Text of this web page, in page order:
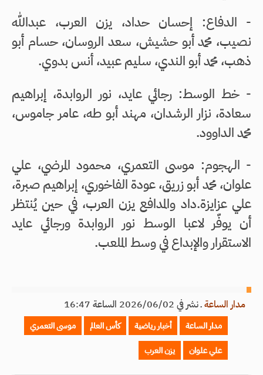
- الدفاع: إحسان حداد، يزن العرب، عبدالله
نصيب، محمد أبو حشيش، سعد الروسان، حسام أبو
ذهب، محمد أبو الندي، سليم عبيد، أنس بدوي.
- خط الوسط: رجائي عايد، نور الروابدة، إبراهيم
سعادة، نزار الرشدان، مهند أبو طه، عامر جاموس،
محمد الداوود.
- الهجوم: موسى التعمري، محمود المرضي، علي
علوان، محمد أبو زريق، عودة الفاخوري، إبراهيم صبرة،
علي عزايزة.داد والمدافع يزن العرب، في حين يُنتظر
أن يوفّر لاعبا الوسط نور الروابدة ورجائي عايد
الاستقرار والإبداع في وسط الملعب.
مدار الساعةـنشر في 2026/06/02 الساعة 16:47
مدار الساعة أخبار رياضية كأس العالم
موسى التعمري
علي علوان
يزن العرب